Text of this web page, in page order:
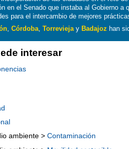
en el Senado que instaba al Gobierno a
para el intercambio de mejores
,Córdoba ,Torrevieja y Badajoz han
interesar
ambiente >Contaminación